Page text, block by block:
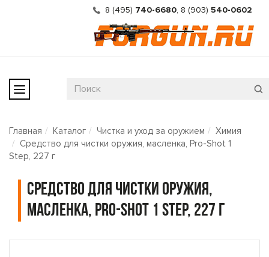
8 (495) 740-6680, 8 (903) 540-0602
Главная Каталог Чистка и уход за оружием
Химия
Средство для чистки оружия, масленка, Pro-Shot 1
Step, 227 г
Средство для чистки оружия,
масленка, Pro-Shot 1 Step, 227 г